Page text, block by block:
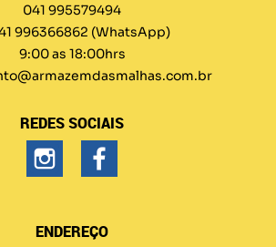
041 995579494
996366862 (WhatsApp)
9:00 as 18:00hrs
REDES SOCIAIS
ENDEREÇO